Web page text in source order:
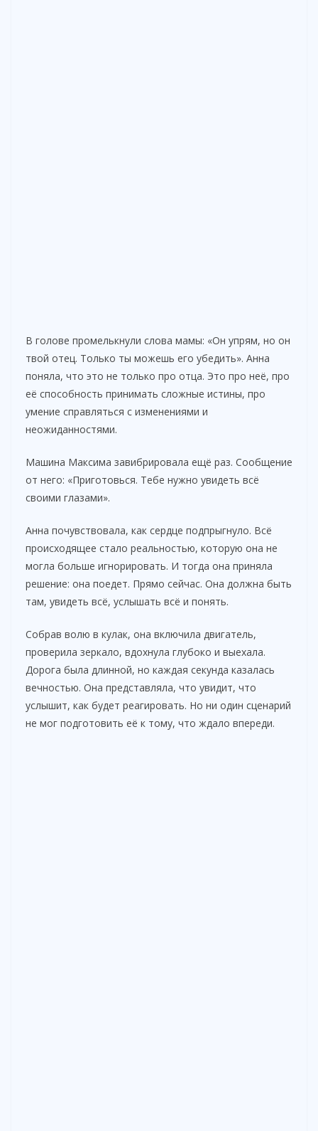
В голове промелькнули слова мамы: «Он упрям, но он
твой отец. Только ты можешь его убедить». Анна
поняла, что это не только про отца. Это про неё, про
её способность принимать сложные истины, про
умение справляться с изменениями и
неожиданностями.
Машина Максима завибрировала ещё раз. Сообщение
от него: «Приготовься. Тебе нужно увидеть всё
своими глазами».
Анна почувствовала, как сердце подпрыгнуло. Всё
происходящее стало реальностью, которую она не
могла больше игнорировать. И тогда она приняла
решение: она поедет. Прямо сейчас. Она должна быть
там, увидеть всё, услышать всё и понять.
Собрав волю в кулак, она включила двигатель,
проверила зеркало, вдохнула глубоко и выехала.
Дорога была длинной, но каждая секунда казалась
вечностью. Она представляла, что увидит, что
услышит, как будет реагировать. Но ни один сценарий
не мог подготовить её к тому, что ждало впереди.